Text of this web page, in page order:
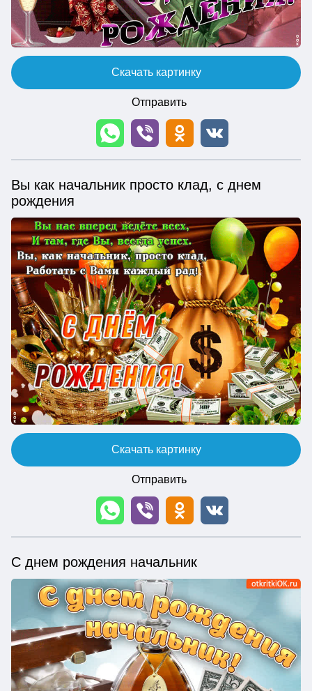
Скачать картинку
Отправить
Вы как начальник просто клад, с днем
рождения
Скачать картинку
Отправить
С днем рождения начальник